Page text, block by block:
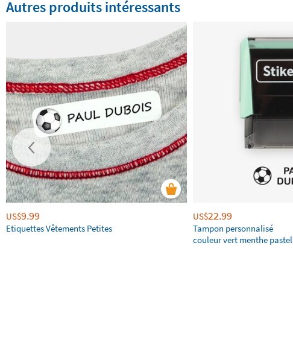
Autres produits intéressants
US$9.99
Etiquettes Vêtements Petites
US$22.99
Tampon personnalisé
couleur vert menthe pastel